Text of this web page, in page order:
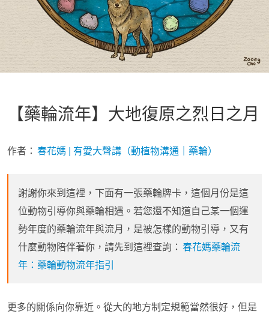
【藥輪流年】大地復原之烈日之月
作者： 春花媽 | 有愛大聲講（動植物溝通｜藥輪）
謝謝你來到這裡，下面有一張藥輪牌卡，這個月份是這
位動物引導你與藥輪相遇。若您還不知道自己某一個運
勢年度的藥輪流年與流月，是被怎樣的動物引導，又有
什麼動物陪伴著你，請先到這裡查詢： 春花媽藥輪流
年：藥輪動物流年指引
更多的關係向你靠近。從大的地方制定規範當然很好，但是